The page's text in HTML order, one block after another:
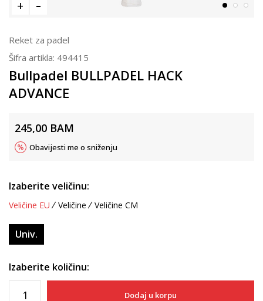
Reket za padel
Šifra artikla: 494415
Bullpadel BULLPADEL HACK
ADVANCE
245,00 BAM
Obavijesti me o sniženju
Izaberite veličinu:
Veličine EU Veličine Veličine CM
Univ.
Izaberite količinu:
Dodaj u korpu